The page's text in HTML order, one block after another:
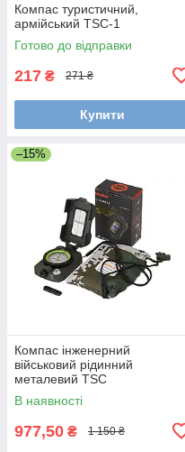
Компас туристичний,
армійський TSC-1
Готово до відправки
217 ₴ 271 ₴
Купити
–15%
Компас інженерний
військовий рідинний
металевий TSC
В наявності
977,50 ₴ 1 150 ₴